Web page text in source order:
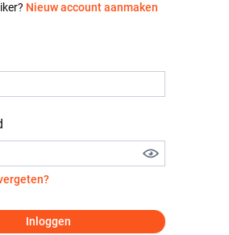
Nieuw account aanmaken
Inloggen